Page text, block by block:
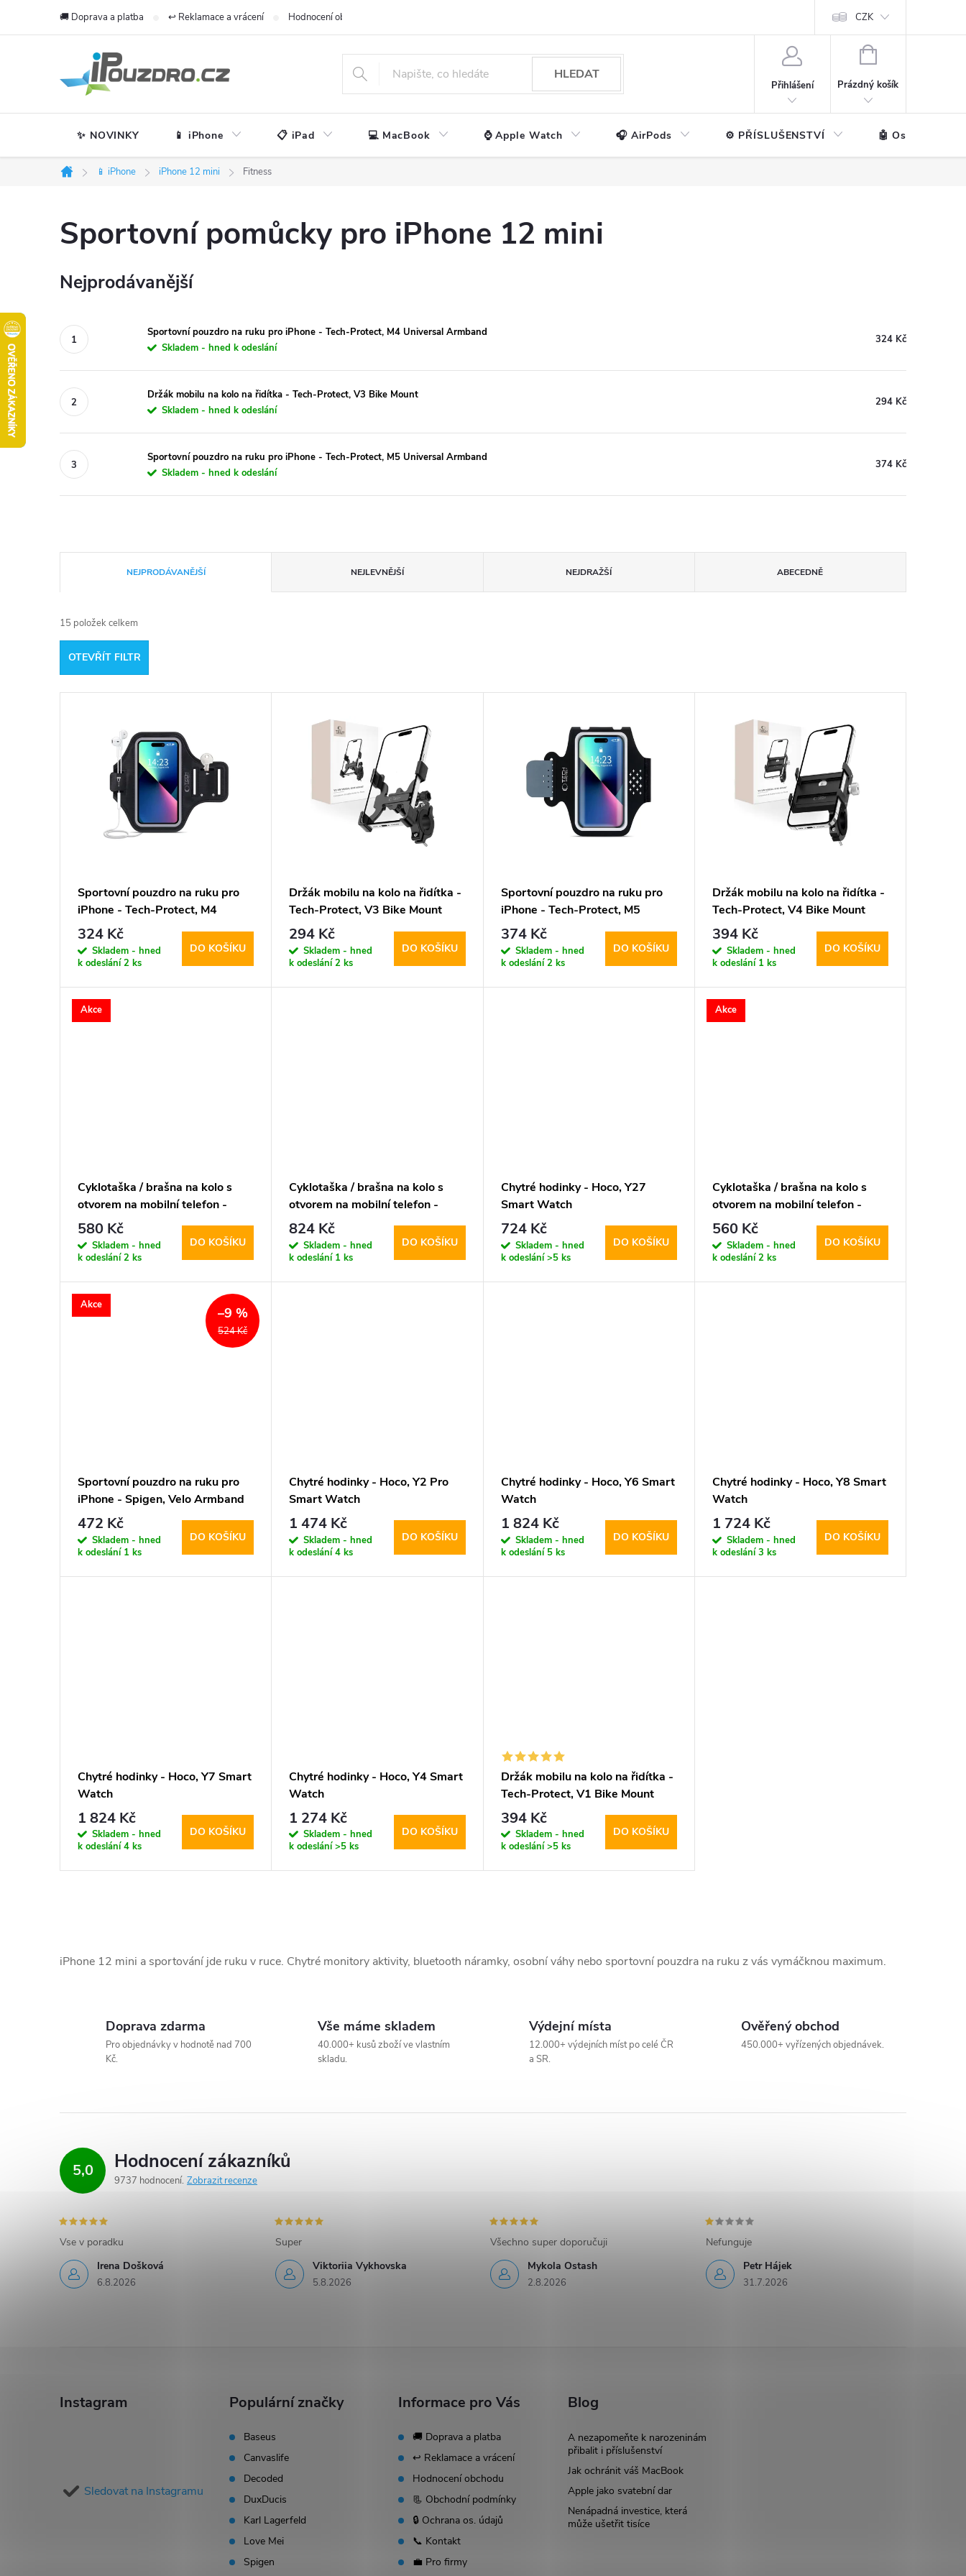
🚚 Doprava a platba ↩️ Reklamace a vrácení Hodnocení obchodu CZK
HLEDAT
Přihlášení
NÁKUPNÍ
Prázdný košík
✨ NOVINKY 📱 iPhone 📋 iPad 💻 MacBook ⌚ Apple Watch 🎧 AirPods ⚙️ PŘÍSLUŠENSTVÍ 🤖 Ostatní
Domů
📱 iPhone iPhone 12 mini Fitness
Sportovní pomůcky pro iPhone 12 mini
Nejprodávanější
Sportovní pouzdro na ruku pro iPhone - Tech-Protect, M4 Universal Armband
Skladem - hned k odeslání
324 Kč
Držák mobilu na kolo na řidítka - Tech-Protect, V3 Bike Mount
Skladem - hned k odeslání
294 Kč
Sportovní pouzdro na ruku pro iPhone - Tech-Protect, M5 Universal Armband
Skladem - hned k odeslání
374 Kč
a
z
e
t
NEJPRODÁVANĚJŠÍ NEJLEVNĚJŠÍ NEJDRAŽŠÍ ABECEDNĚ
15 položek celkem
OTEVŘÍT FILTR
d
u
Sportovní pouzdro na ruku pro
iPhone - Tech-Protect, M4
Universal Armband
324 Kč
Skladem - hned
k odeslání2 ks
DO KOŠÍKU
Držák mobilu na kolo na řidítka -
Tech-Protect, V3 Bike Mount
294 Kč
Skladem - hned
k odeslání2 ks
DO KOŠÍKU
Sportovní pouzdro na ruku pro
iPhone - Tech-Protect, M5
Universal Armband
374 Kč
Skladem - hned
k odeslání2 ks
DO KOŠÍKU
Držák mobilu na kolo na řidítka -
Tech-Protect, V4 Bike Mount
394 Kč
Skladem - hned
k odeslání 1 ks
DO KOŠÍKU
Akce
Cyklotaška / brašna na kolo s
otvorem na mobilní telefon -
WildMan, Sakwa V2 L Black
580 Kč
Skladem - hned
k odeslání2 ks
DO KOŠÍKU
Cyklotaška / brašna na kolo s
otvorem na mobilní telefon -
WildMan, Sakwa XXL Black
824 Kč
Skladem - hned
k odeslání 1 ks
DO KOŠÍKU
Chytré hodinky - Hoco, Y27
Smart Watch
724 Kč
Skladem - hned
k odeslání>5 ks
DO KOŠÍKU
Akce
Cyklotaška / brašna na kolo s
otvorem na mobilní telefon -
WildMan, Sakwa V2 M Black
560 Kč
Skladem - hned
k odeslání2 ks
DO KOŠÍKU
Akce
524 Kč
–9 %
Sportovní pouzdro na ruku pro
iPhone - Spigen, Velo Armband
A703 Black
472 Kč
Skladem - hned
k odeslání 1 ks
DO KOŠÍKU
Chytré hodinky - Hoco, Y2 Pro
Smart Watch
1 474 Kč
Skladem - hned
k odeslání4 ks
DO KOŠÍKU
Chytré hodinky - Hoco, Y6 Smart
Watch
1 824 Kč
Skladem - hned
k odeslání 5 ks
DO KOŠÍKU
Chytré hodinky - Hoco, Y8 Smart
Watch
1 724 Kč
Skladem - hned
k odeslání3 ks
DO KOŠÍKU
Chytré hodinky - Hoco, Y7 Smart
Watch
1 824 Kč
Skladem - hned
k odeslání4 ks
DO KOŠÍKU
Chytré hodinky - Hoco, Y4 Smart
Watch
1 274 Kč
Skladem - hned
k odeslání>5 ks
DO KOŠÍKU
Držák mobilu na kolo na řidítka -
Tech-Protect, V1 Bike Mount
394 Kč
Skladem - hned
k odeslání>5 ks
DO KOŠÍKU
v
p
r
v
k
y
s
iPhone 12 mini a sportování jde ruku v ruce. Chytré monitory aktivity, bluetooth náramky, osobní váhy nebo sportovní pouzdra na ruku z vás vymáčknou maximum.
Doprava zdarma
Pro objednávky v hodnotě nad 700
Kč.
Vše máme skladem
40.000+ kusů zboží ve vlastním
skladu.
Výdejní místa
12.000+ výdejních míst po celé ČR
a SR.
Ověřený obchod
450.000+ vyřízených objednávek.
5,0 Hodnocení zákazníků
9737 hodnocení Zobrazit recenze
Irena Došková
6.8.2026
Vse v poradku
Viktoriia Vykhovska
5.8.2026
Super
Mykola Ostash
2.8.2026
Všechno super doporučuji
Petr Hájek
31.7.2026
Nefunguje
Instagram
Sledovat na Instagramu
Populární značky
Baseus
Canvaslife
Decoded
DuxDucis
Karl Lagerfeld
Love Mei
Spigen
Informace pro Vás
🚚 Doprava a platba
↩️ Reklamace a vrácení
Hodnocení obchodu
📃 Obchodní podmínky
🔒 Ochrana os. údajů
📞 Kontakt
💼 Pro firmy
Blog
A nezapomeňte k narozeninám
přibalit i příslušenství
Jak ochránit váš MacBook
Apple jako svatební dar
Nenápadná investice, která
může ušetřit tisíce